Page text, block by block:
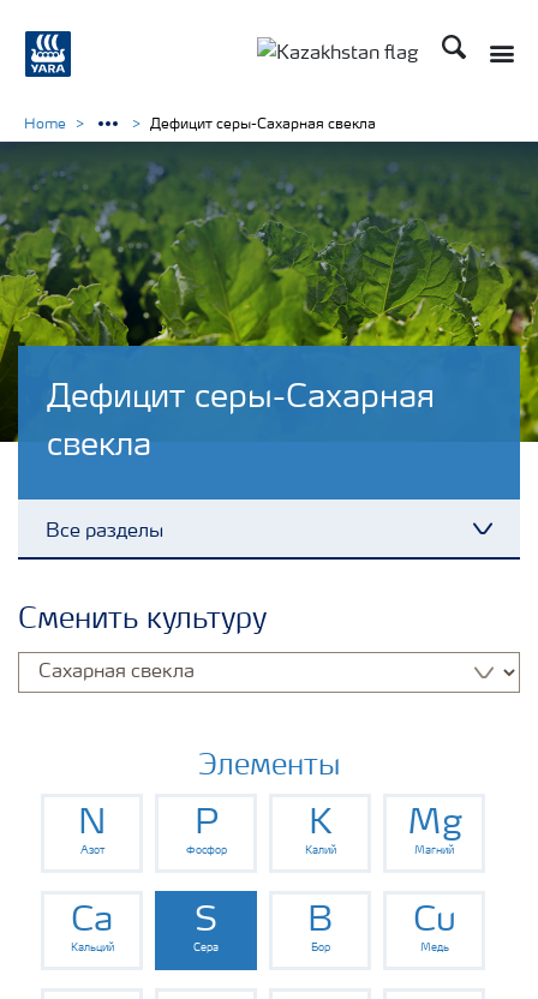
Поиск
Дефицит серы-Сахарная
свекла
Все разделы
Культуры
Инструменты и сервисы
Хранение удобрений и их безопасность
Home Дефицит серы-Сахарная свекла
Сменить культуру
Элементы
N
Азот
P
Фосфор
K
Калий
Mg
Магний
Ca
Кальций
S
Сера
B
Бор
Cu
Медь